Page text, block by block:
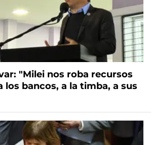
"Milei nos roba recursos
los bancos, a la timba, a sus